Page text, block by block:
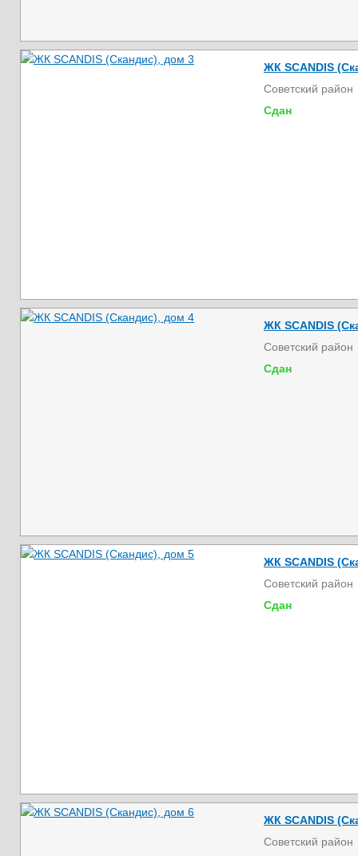
ЖК SCANDIS
Советский район
Сдан
ЖК SCANDIS
Советский район
Сдан
ЖК SCANDIS
Советский район
Сдан
ЖК SCANDIS
Советский район